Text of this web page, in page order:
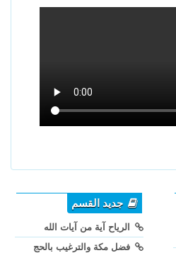
جديد القسم
الرياح آية من آيات الله
فضل مكة والترغيب بالحج